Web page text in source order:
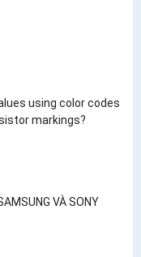
using color codes
markings?
VÀ SONY